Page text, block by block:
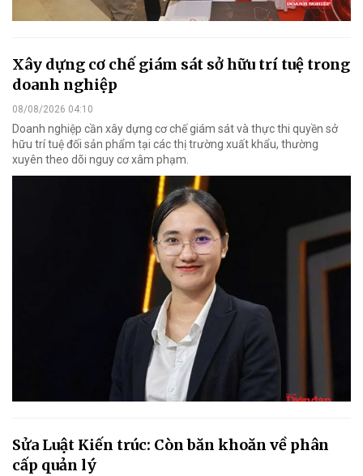
Xây dựng cơ chế giám sát sở hữu trí tuệ trong
doanh nghiệp
08/08/2026 04:10
Doanh nghiệp cần xây dựng cơ chế giám sát và thực thi quyền sở
hữu trí tuệ đối sản phẩm tại các thị trường xuất khẩu, thường
xuyên theo dõi nguy cơ xâm phạm.
Sửa Luật Kiến trúc: Còn băn khoăn về phân
cấp quản lý